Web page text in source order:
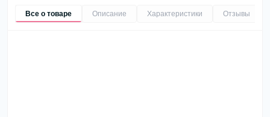
Все о товаре Описание Характеристики Отзывы